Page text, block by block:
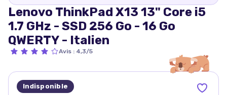
Lenovo ThinkPad X13 13" Core i5
1.7 GHz - SSD 256 Go - 16 Go
QWERTY - Italien
Avis : 4,3/5
Indisponible